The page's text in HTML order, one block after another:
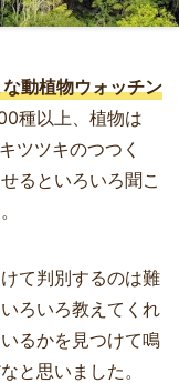
動植物ウォッチン
種以上、植物は
ツツキのつつく
るといろいろ聞こ
て判別するのは難
ろいろ教えてくれ
るかを見つけて鳴
と思いました。